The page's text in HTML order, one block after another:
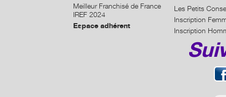
Meilleur Franchisé de France
IREF 2024
Espace adhérent
Les Petits
Inscription
Inscription